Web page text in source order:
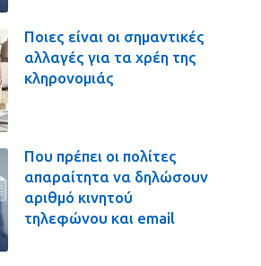
Ποιες είναι οι σημαντικές
αλλαγές για τα χρέη της
κληρονομιάς
Που πρέπει οι πολίτες
απαραίτητα να δηλώσουν
αριθμό κινητού
τηλεφώνου και email